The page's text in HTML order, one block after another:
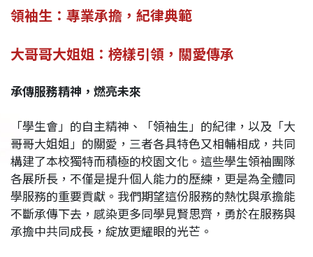
領袖生：專業承擔，紀律典範
大哥哥大姐姐：榜樣引領，關愛傳承
承傳服務精神，燃亮未來
「學生會」的自主精神、「領袖生」的紀律，以及「大
哥哥大姐姐」的關愛，三者各具特色又相輔相成，共同
構建了本校獨特而積極的校園文化。這些學生領袖團隊
各展所長，不僅是提升個人能力的歷練，更是為全體同
學服務的重要貢獻。我們期望這份服務的熱忱與承擔能
不斷承傳下去，感染更多同學見賢思齊，勇於在服務與
承擔中共同成長，綻放更耀眼的光芒。